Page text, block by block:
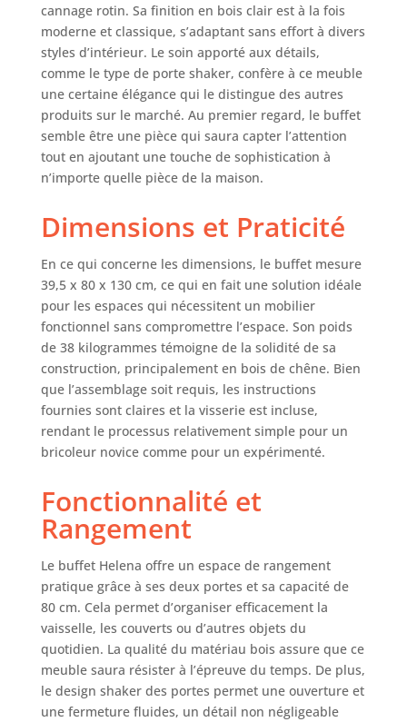
cannage rotin. Sa finition en bois clair est à la fois
moderne et classique, s’adaptant sans effort à divers
styles d’intérieur. Le soin apporté aux détails,
comme le type de porte shaker, confère à ce meuble
une certaine élégance qui le distingue des autres
produits sur le marché. Au premier regard, le buffet
semble être une pièce qui saura capter l’attention
tout en ajoutant une touche de sophistication à
n’importe quelle pièce de la maison.
Dimensions et Praticité
En ce qui concerne les dimensions, le buffet mesure
39,5 x 80 x 130 cm, ce qui en fait une solution idéale
pour les espaces qui nécessitent un mobilier
fonctionnel sans compromettre l’espace. Son poids
de 38 kilogrammes témoigne de la solidité de sa
construction, principalement en bois de chêne. Bien
que l’assemblage soit requis, les instructions
fournies sont claires et la visserie est incluse,
rendant le processus relativement simple pour un
bricoleur novice comme pour un expérimenté.
Fonctionnalité et
Rangement
Le buffet Helena offre un espace de rangement
pratique grâce à ses deux portes et sa capacité de
80 cm. Cela permet d’organiser efficacement la
vaisselle, les couverts ou d’autres objets du
quotidien. La qualité du matériau bois assure que ce
meuble saura résister à l’épreuve du temps. De plus,
le design shaker des portes permet une ouverture et
une fermeture fluides, un détail non négligeable